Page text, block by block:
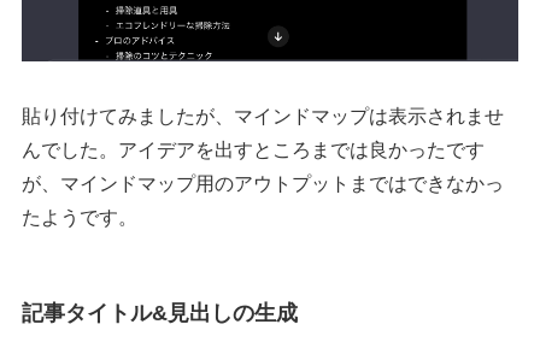
貼り付けてみましたが、マインドマップは表示されませ
んでした。アイデアを出すところまでは良かったです
が、マインドマップ用のアウトプットまではできなかっ
たようです。
記事タイトル&見出しの生成